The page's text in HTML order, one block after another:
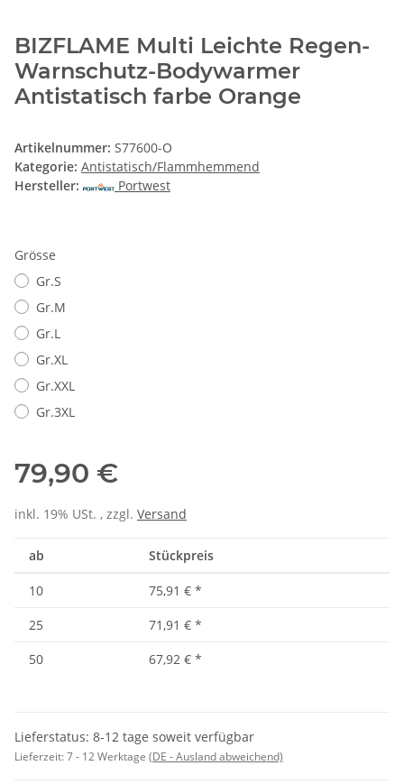
BIZFLAME Multi Leichte Regen-
Warnschutz-Bodywarmer
Antistatisch farbe Orange
Artikelnummer: S77600-O
Kategorie: Antistatisch/Flammhemmend
Hersteller:
Portwest
Grösse
Gr.S
Gr.M
Gr.L
Gr.XL
Gr.XXL
Gr.3XL
79,90 €
inkl. 19% USt. , zzgl. Versand
ab Stückpreis
10 75,91 € *
25
71,91 € *
50
67,92 € *
Lieferstatus: 8-12 tage soweit verfügbar
Lieferzeit:7 - 12 Werktage (DE - Ausland abweichend)